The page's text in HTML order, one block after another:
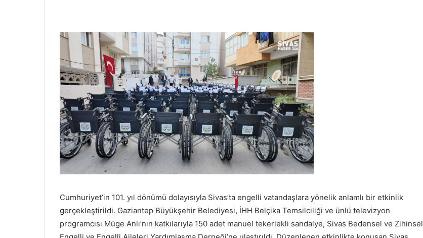
Cumhuriyet’in 101. yıl dönümü dolayısıyla Sivas’ta engelli vatandaşlara yönelik anlamlı bir etkinlik
gerçekleştirildi. Gaziantep Büyükşehir Belediyesi, İHH Belçika Temsilciliği ve ünlü televizyon
programcısı Müge Anlı’nın katkılarıyla 150 adet manuel tekerlekli sandalye, Sivas Bedensel ve Zihinsel